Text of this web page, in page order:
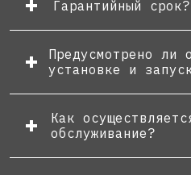
Гарантийный срок?
Предусмотрено ли
установке и
Как
обслуживание?